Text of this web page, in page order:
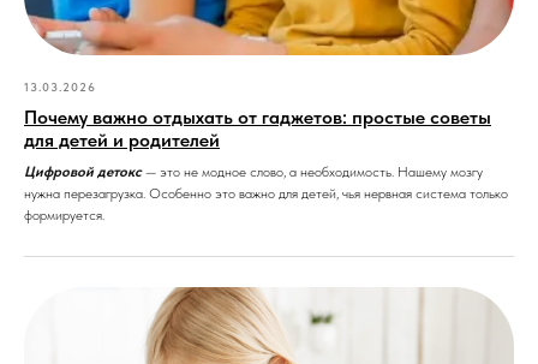
13.03.2026
Почему важно отдыхать от гаджетов: простые советы
для детей и родителей
Цифровой детокс— это не модное слово, а необходимость. Нашему мозгу
нужна перезагрузка. Особенно это важно для детей, чья нервная система только
формируется.